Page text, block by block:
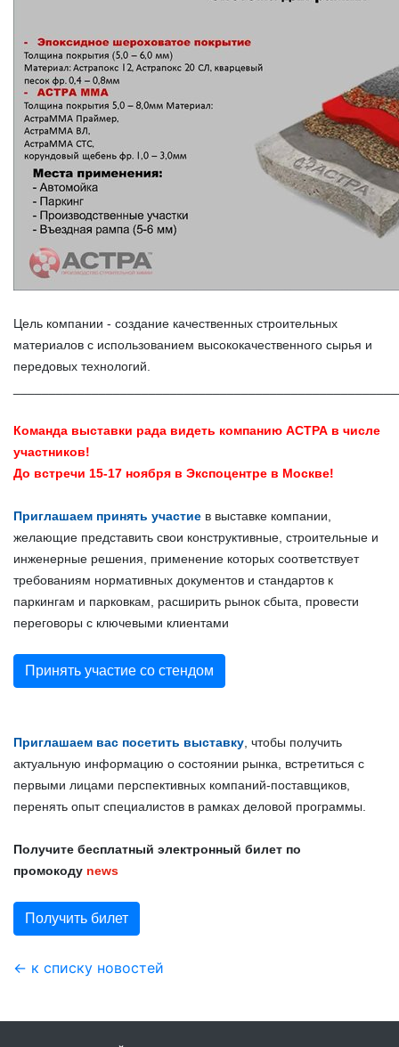
Цель компании - создание качественных строительных
материалов с использованием высококачественного сырья и
передовых технологий.
Команда выставки рада видеть компанию АСТРА в числе
участников!
До встречи 15-17 ноября в Экспоцентре в Москве!
Приглашаем принять участие в выставке компании,
желающие представить свои конструктивные, строительные и
инженерные решения, применение которых соответствует
требованиям нормативных документов и стандартов к
паркингам и парковкам , расширить рынок сбыта, провести
переговоры с ключевыми клиентами
Принять участие со стендом
Приглашаем вас посетить выставку , чтобы получить
актуальную информацию о состоянии рынка, встретиться с
первыми лицами перспективных компаний-поставщиков,
перенять опыт специалистов в рамках деловой программы.
Получите бесплатный электронный билет по
промокоду news
Получить билет
← к списку новостей